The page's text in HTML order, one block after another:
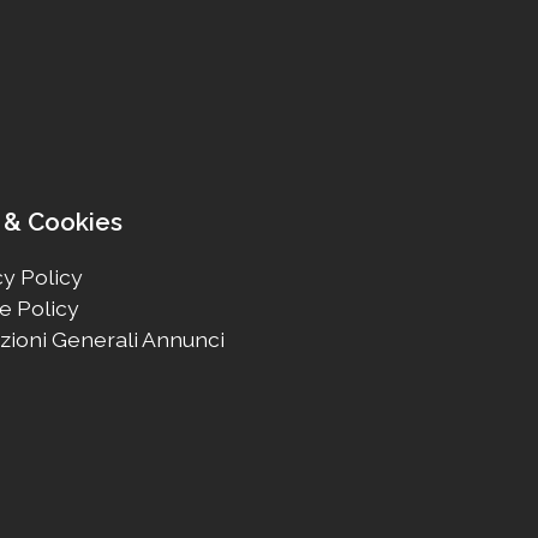
Cookies
Policy
Policy
Generali Annunci